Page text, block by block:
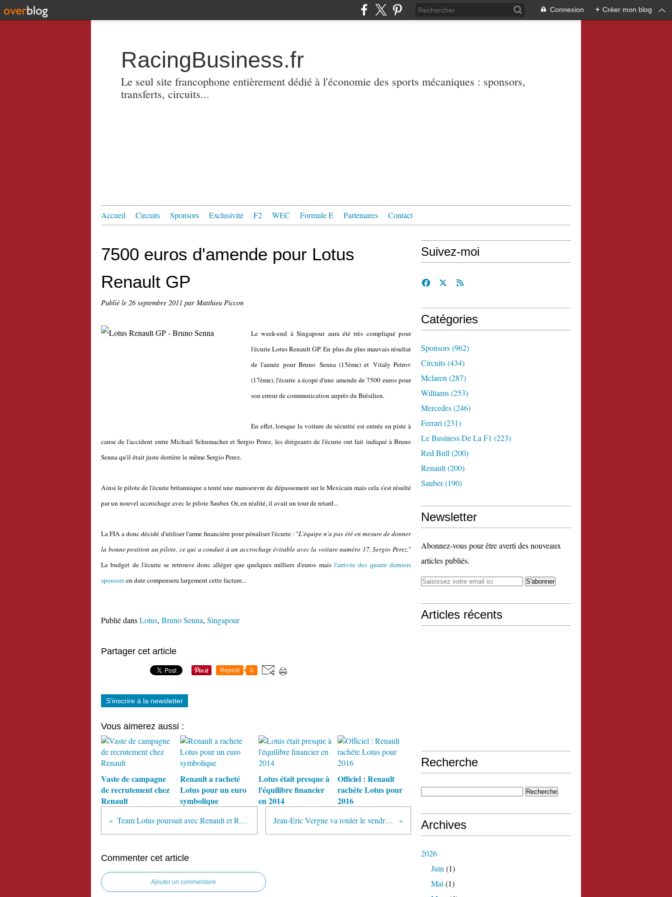
Connexion + Créer mon blog
RacingBusiness.fr
Le seul site francophone entièrement dédié à l'économie des sports mécaniques : sponsors,
transferts, circuits...
Accueil Circuits Sponsors Exclusivité F2 WEC Formule E Partenaires Contact
7500 euros d'amende pour Lotus
Renault GP
Publié le 26 septembre 2011 par Matthieu Piccon
Le week-end à Singapour aura été très compliqué pour
l'écurie Lotus Renault GP. En plus du plus mauvais résultat
de l'année pour Bruno Senna (15ème) et Vitaly Petrov
(17ème), l'écurie a écopé d'une amende de 7500 euros pour
son erreur de communication auprès du Brésilien.
En effet, lorsque la voiture de sécurité est entrée en piste à
cause de l'accident entre Michael Schumacher et Sergio Perez, les dirigeants de l'écurie ont fait indiqué à Bruno
Senna qu'il était juste derrière le même Sergio Perez.
Ainsi le pilote de l'écurie britannique a tenté une manoeuvre de dépassement sur le Mexicain mais cela s'est résulté
par un nouvel accrochage avec le pilote Sauber. Or, en réalité, il avait un tour de retard...
La FIA a donc décidé d'utiliser l'arme financière pour pénaliser l'écurie : "L'équipe n'a pas été en mesure de donner
la bonne position au pilote, ce qui a conduit à un accrochage évitable avec la voiture numéro 17, Sergio Perez."
Le budget de l'écurie se retrouve donc alléger que quelques milliers d'euros maisl'arrivée des quatre derniers
sponsorsen date compensera largement cette facture...
Publié dansLotus, Bruno Senna, Singapour
Partager cet article
Repost 0
S'inscrire à la newsletter
Vous aimerez aussi :
Vaste de campagne
de recrutement chez
Renault
Renault a racheté
Lotus pour un euro
symbolique
Lotus était presque à
l'équilibre financier
en 2014
Officiel : Renault
rachète Lotus pour
2016
Team Lotus poursuit avec Renault et Red Bull jusqu'en 2013 Jean-Eric Vergne va rouler le vendredi pour Toro Rosso
Commenter cet article
Ajouter un commentaire
Suivez-moi
Catégories
Sponsors(962)
Circuits(434)
Mclaren (287)
Williams(253)
Mercedes(246)
Ferrari (231)
Le Business De La F1 (223)
Red Bull (200)
Renault(200)
Sauber(190)
Newsletter
Abonnez-vous pour être averti des nouveaux
articles publiés.
Articles récents
Recherche
Archives
2026
Juin (1)
Mai (1)